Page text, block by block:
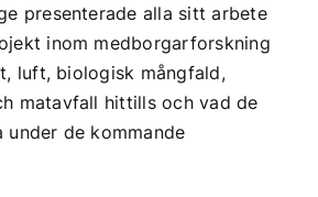
presenterade alla sitt arbete
inom medborgarforskning
luft, biologisk mångfald,
matavfall hittills och vad de
de kommande